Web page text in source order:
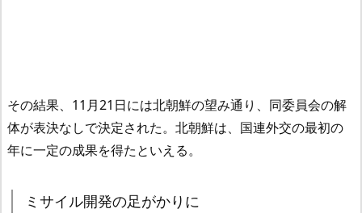
その結果、11月21日には北朝鮮の望み通り、同委員会の解
体が表決なしで決定された。北朝鮮は、国連外交の最初の
年に一定の成果を得たといえる。
ミサイル開発の足がかりに